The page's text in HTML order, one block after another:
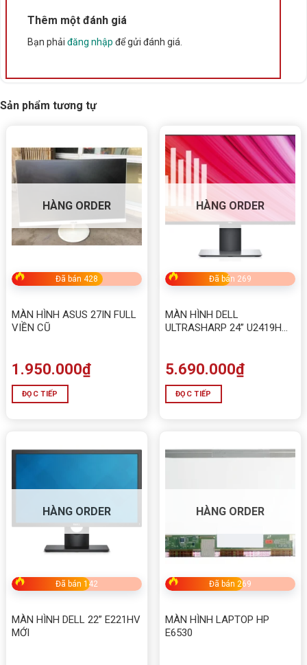
Thêm một đánh giá
Bạn phải đăng nhập để gửi đánh giá.
Sản phẩm tương tự
HÀNG ORDER
Đã bán 428
MÀN HÌNH ASUS 27IN FULL
VIỀN CŨ
1.950.000₫
ĐỌC TIẾP
HÀNG ORDER
Đã bán 269
MÀN HÌNH DELL
ULTRASHARP 24” U2419H
5.690.000₫
ĐỌC TIẾP
HÀNG ORDER
Đã bán 142
MÀN HÌNH DELL 22” E221HV
MỚI
HÀNG ORDER
Đã bán 269
MÀN HÌNH LAPTOP HP
E6530